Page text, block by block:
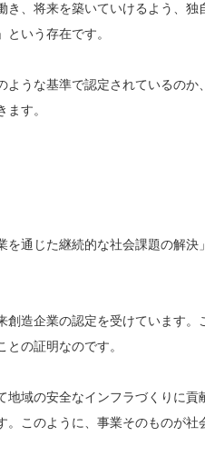
、将来を築いていけるよう、
いう存在です。
うな基準で認定されているの
す。
通じた継続的な社会課題の解
造企業の認定を受けています
の証明なのです。
域の安全なインフラづくりに
このように、事業そのものが